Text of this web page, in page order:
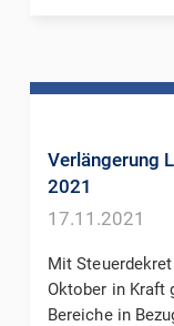
Verlängerung
2021
17.11.2021
Mit
Oktober in Kraft
Bereiche in